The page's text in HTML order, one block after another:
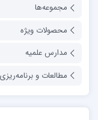
مجموعه‌ها
محصولات ویژه
مدارس علمیه
مطالعات و برنامه‌ریزی